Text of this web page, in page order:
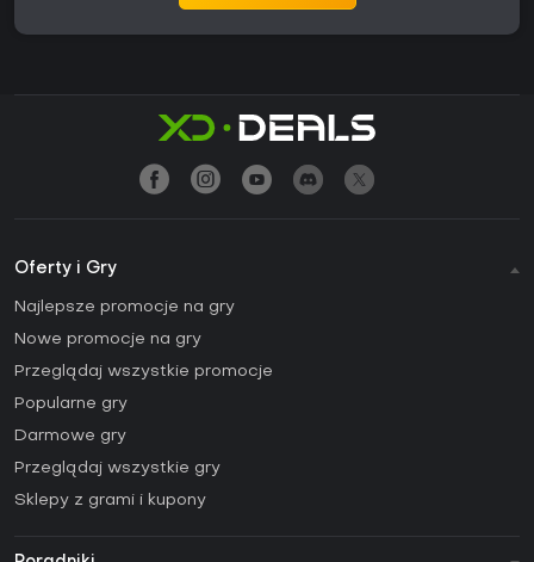
Oferty i Gry
Najlepsze promocje na gry
Nowe promocje na gry
Przeglądaj wszystkie promocje
Popularne gry
Darmowe gry
Przeglądaj wszystkie gry
Sklepy z grami i kupony